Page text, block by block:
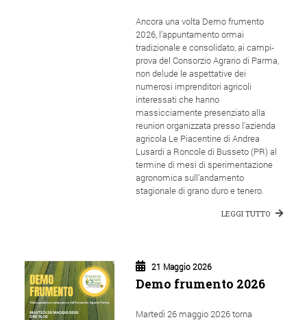
Ancora una volta Demo frumento
2026, l’appuntamento ormai
tradizionale e consolidato, ai campi-
prova del Consorzio Agrario di Parma,
non delude le aspettative dei
numerosi imprenditori agricoli
interessati che hanno
massicciamente presenziato alla
reunion organizzata presso l’azienda
agricola Le Piacentine di Andrea
Lusardi a Roncole di Busseto (PR) al
termine di mesi di sperimentazione
agronomica sull’andamento
stagionale di grano duro e tenero.
LEGGI TUTTO
21 Maggio 2026
Demo frumento 2026
Martedì 26 maggio 2026 torna